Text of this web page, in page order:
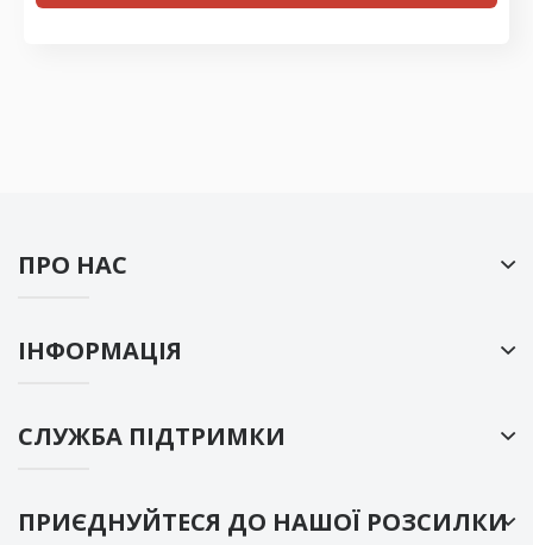
ПРО НАС
ІНФОРМАЦІЯ
СЛУЖБА ПІДТРИМКИ
ПРИЄДНУЙТЕСЯ ДО НАШОЇ РОЗСИЛКИ